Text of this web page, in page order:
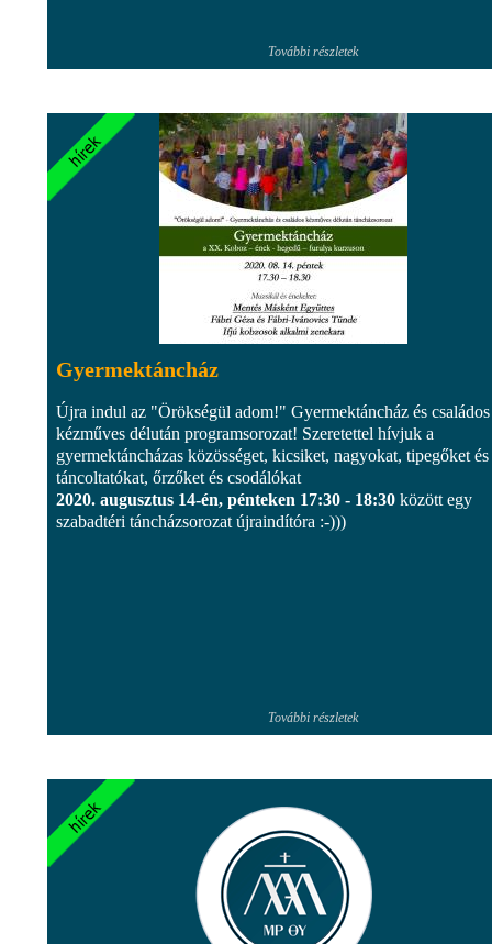
További részletek
Gyermektáncház
Újra indul az "Örökségül adom!" Gyermektáncház és családos
kézműves délután programsorozat! Szeretettel hívjuk a
gyermektáncházas közösséget, kicsiket, nagyokat, tipegőket és
táncoltatókat, őrzőket és csodálókat
2020. augusztus 14-én, pénteken 17:30 - 18:30 között egy
szabadtéri táncházsorozat újraindítóra :-)))
További részletek